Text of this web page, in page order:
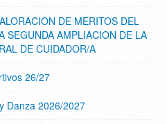
DE MERITOS DEL
SEGUNDA AMPLIACION DE LA
DE CUIDADOR/A
26/27
Danza 2026/2027